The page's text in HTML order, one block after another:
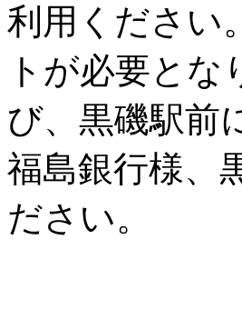
利用ください
トが必要と
び、黒磯駅前
福島銀行様、
ださい。